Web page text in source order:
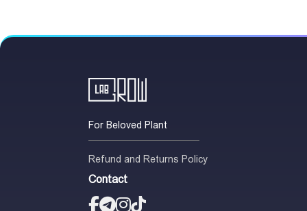
For Beloved Plant
Refund and Returns Policy
Contact